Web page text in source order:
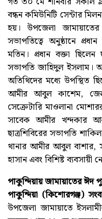
বন্ধন কমিউনিটি সেন্টার
হয়। উপজেলা
সভাপতিত্বে অনুষ্ঠানে
মতিন। প্রধান বক্তা ছিলেন
সভাপতি জাহিদুল ইসলাম।
অতিথিদের মধ্যে উপস্থিত
আমীর আবুল কাশেম,
সেক্রেটারি মাওলানা
সাবেক আমীর খন্দকার
ছাত্রশিবিরের সভাপতি
থানার আমীর আবুল বাশার,
হাসান এবং বিশিষ্ট ব্যবসায়ী
পাকুন্দিয়ায় জামায়াতের ঈদ
পাকুন্দিয়া (কিশোরগঞ্জ)
উপজেলা জামায়াতে